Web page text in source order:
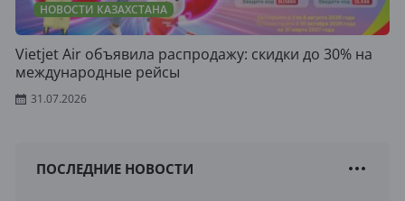
НОВОСТИ КАЗАХСТАНА
Vietjet Air объявила распродажу: скидки до 30% на
международные рейсы
31.07.2026
ПОСЛЕДНИЕ НОВОСТИ